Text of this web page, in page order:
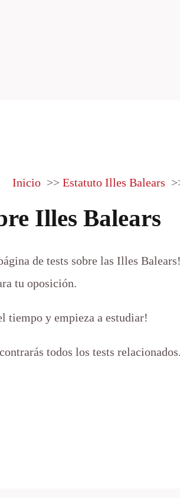
Inicio Estatuto Illes Balears
Illes Balears
de tests sobre las Illes
tu oposición.
tiempo y empieza a estudiar!
todos los tests relacionados.